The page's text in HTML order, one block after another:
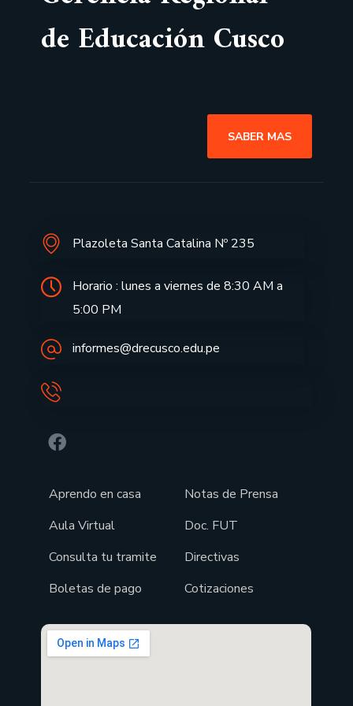
de Educación Cusco
SABER MAS
Plazoleta Santa Catalina Nº 235
Horario : lunes a viernes de 8:30 AM a
5:00 PM
informes@drecusco.edu.pe
Aprendo en casa
Aula Virtual
Consulta tu tramite
Boletas de pago
Notas de Prensa
Doc. FUT
Directivas
Cotizaciones